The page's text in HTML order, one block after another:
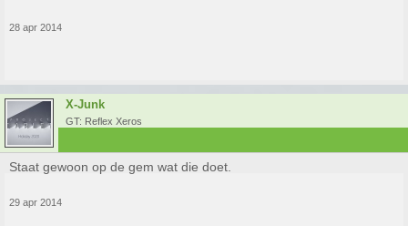
28 apr 2014
X-Junk
GT: Reflex Xeros
Staat gewoon op de gem wat die doet.
29 apr 2014